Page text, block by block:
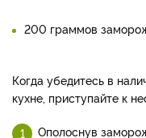
200 граммов
Когда убедитесь в
кухне, приступайте к
Ополоснув